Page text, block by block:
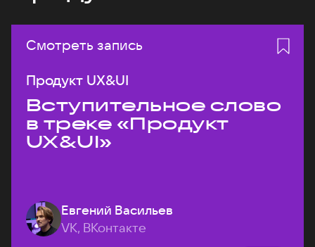
Смотреть запись
Продукт UX&UI
Вступительное слово
в треке «Продукт
UX&UI»
Евгений Васильев
VK, ВКонтакте